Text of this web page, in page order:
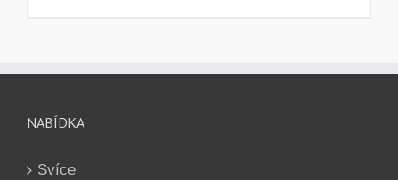
NABÍDKA
Svíce